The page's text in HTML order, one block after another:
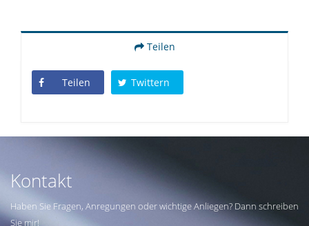
Teilen
Teilen Twittern
Kontakt
Haben Sie Fragen, Anregungen oder wichtige Anliegen? Dann schreiben
Sie mir!